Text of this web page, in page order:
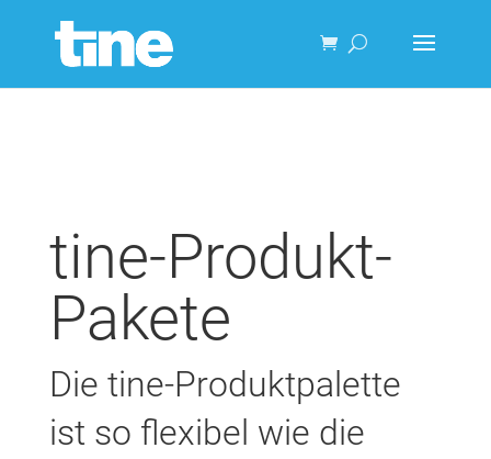
tine-Produkt-
Pakete
Die tine-Produktpalette
ist so flexibel wie die